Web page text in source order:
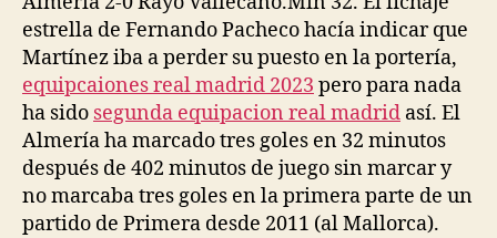
estrella de Fernando Pacheco hacía indicar que
Martínez iba a perder su puesto en la portería,
equipcaiones real madrid 2023 pero para nada
ha sido segunda equipacion real madrid así. El
Almería ha marcado tres goles en 32 minutos
después de 402 minutos de juego sin marcar y
no marcaba tres goles en la primera parte de un
partido de Primera desde 2011 (al Mallorca).